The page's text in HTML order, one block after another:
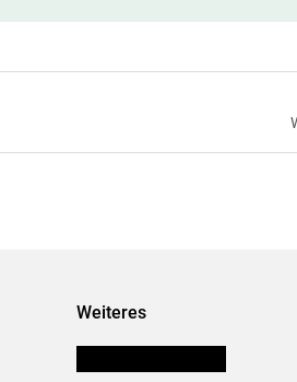
Weiteres